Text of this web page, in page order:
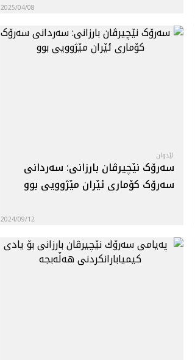
2025/04/08
لێدوان
سه‌رۆک نێچیرڤان بارزانی: سەردانی
سەرۆک کۆماری ئێران مێژوویی بوو
2024/09/12